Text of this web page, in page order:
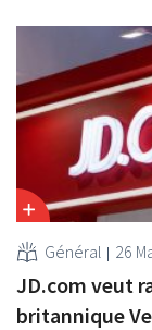
Général 26
JD.com veut
britannique